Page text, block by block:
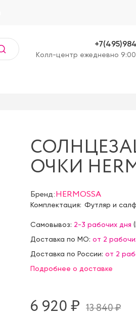
Kолл-центр ежедневно
ОЧКИ
Бренд:HERMOSSA
Комплектация: Футляр и
Самовывоз: 2-3 рабочих дня (
Доставка по МО: от 2
Доставка по России: от 2
Подробнее о доставке
6 920 ₷ 13 840 ₷